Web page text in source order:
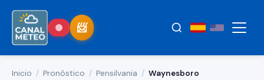
Inicio / Pronóstico / Pensilvania / Waynesboro